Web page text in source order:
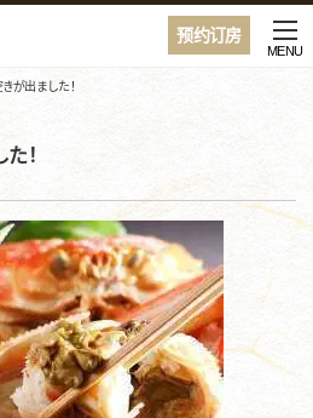
预约订房
MENU
が出ました！
！